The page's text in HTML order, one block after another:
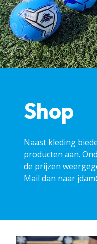
Shop
Naast kleding
producten aan.
de prijzen
Mail dan naar